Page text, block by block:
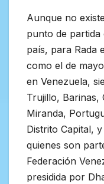
Aunque no
punto de partida
país, para Rada
como el de
en Venezuela,
Trujillo, Barinas,
Miranda,
Distrito Capital,
quienes son
Federación
presidida por